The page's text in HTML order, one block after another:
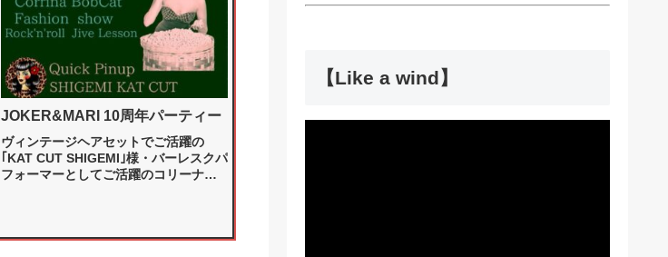
JOKER&MARI 10周年パーティー
ヴィンテージヘアセットでご活躍の
｢KAT CUT SHIGEMI｣様・バーレスクパ
フォーマーとしてご活躍のコリーナ様
【Like a wind】